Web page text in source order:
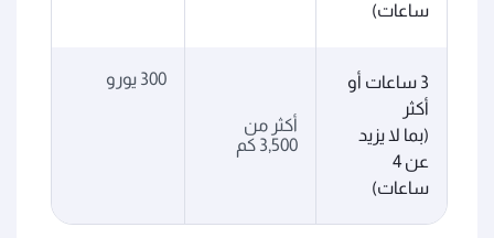
ساعات)
3 ساعات أو
أكثر
(بما لا يزيد
عن 4
ساعات)
أكثر من
3,500 كم
300 يورو